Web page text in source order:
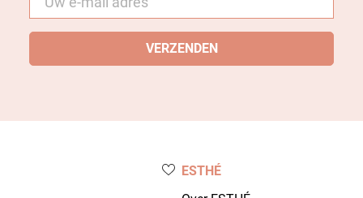
mail *
ESTHÉ